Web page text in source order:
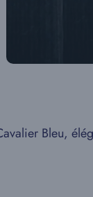
Bleu,